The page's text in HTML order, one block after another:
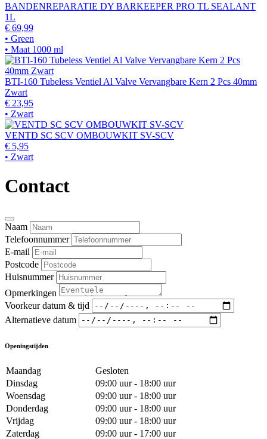
BANDENREPARATIE DY BARKEEPER PRO TL SEALANT
1L
€ 69,99
• Green
• Maat 1000 ml
BTI-160 Tubeless Ventiel Al Valve Vervangbare Kern 2 Pcs 40mm
Zwart
€ 23,95
• Zwart
VENTD SC SCV OMBOUWKIT SV-SCV
€ 5,95
• Zwart
Contact
Naam
Telefoonnummer
E-mail
Postcode
Huisnummer
Opmerkingen
Voorkeur datum & tijd
Alternatieve datum
Openingstijden
Maandag
Gesloten
Dinsdag
09:00 uur - 18:00 uur
Woensdag
09:00 uur - 18:00 uur
Donderdag
09:00 uur - 18:00 uur
Vrijdag
09:00 uur - 18:00 uur
Zaterdag
09:00 uur - 17:00 uur